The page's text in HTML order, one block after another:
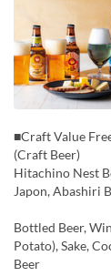
■Craft Value
(Craft Beer)
Hitachino Nest
Japon, Abashiri
Bottled Beer,
Potato), Sake,
Beer